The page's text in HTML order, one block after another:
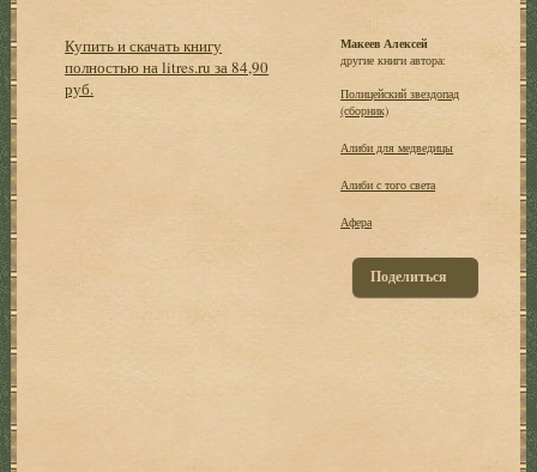
Купить и скачать книгу
полностью на litres.ru за 84,90
руб.
Макеев Алексей
другие книги автора:
Полицейский звездопад
(сборник)
Алиби для медведицы
Алиби с того света
Афера
Поделиться